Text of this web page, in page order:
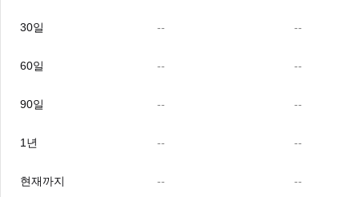
30일 -- --
60일 -- --
90일 -- --
1년 -- --
현재까지 -- --